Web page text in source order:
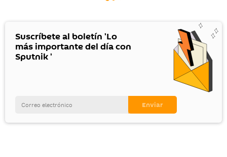
Suscríbete al boletín 'Lo
más importante del día con
Sputnik '